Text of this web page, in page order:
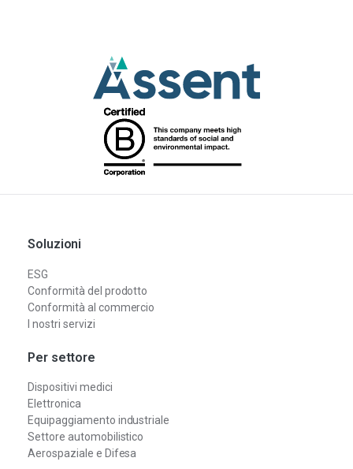
Soluzioni
ESG
Conformità del prodotto
Conformità al commercio
I nostri servizi
Per settore
Dispositivi medici
Elettronica
Equipaggiamento industriale
Settore automobilistico
Aerospaziale e Difesa